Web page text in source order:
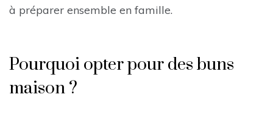
à préparer ensemble en famille.
Pourquoi opter pour des buns
maison ?